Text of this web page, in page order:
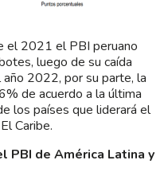
el 2021 el PBI peruano
luego de su caída
2022, por su parte, la
de acuerdo a la última
los países que liderará el
Caribe.
PBI de América Latina y